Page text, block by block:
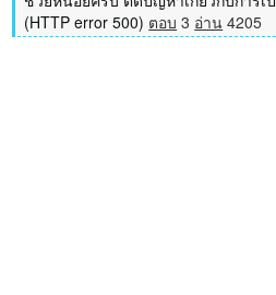
(HTTP error 500) ตอบ 3 อ่าน 4205